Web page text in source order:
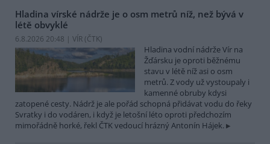
Hladina vírské nádrže je o osm metrů níž, než bývá v
létě obvyklé
6.8.2026 20:48 | VÍR (ČTK)
Hladina vodní nádrže Vír na
Žďársku je oproti běžnému
stavu v létě níž asi o osm
metrů. Z vody už vystoupaly i
kamenné obruby kdysi
zatopené cesty. Nádrž je ale pořád schopná přidávat vodu do řeky
Svratky i do vodáren, i když je letošní léto oproti předchozím
mimořádně horké, řekl ČTK vedoucí hrázný Antonín Hájek.